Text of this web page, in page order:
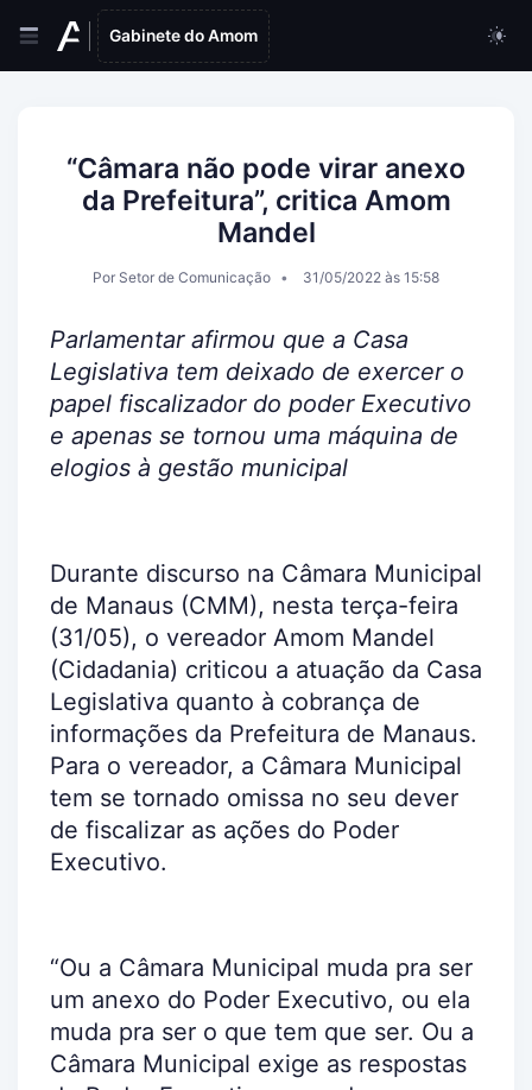
Gabinete do Amom
“Câmara não pode virar anexo
da Prefeitura”, critica Amom
Mandel
Por Setor de Comunicação 31/05/2022 às 15:58
Parlamentar afirmou que a Casa
Legislativa tem deixado de exercer o
papel fiscalizador do poder Executivo
e apenas se tornou uma máquina de
elogios à gestão municipal
Durante discurso na Câmara Municipal
de Manaus (CMM), nesta terça-feira
(31/05), o vereador Amom Mandel
(Cidadania) criticou a atuação da Casa
Legislativa quanto à cobrança de
informações da Prefeitura de Manaus.
Para o vereador, a Câmara Municipal
tem se tornado omissa no seu dever
de fiscalizar as ações do Poder
Executivo.
“Ou a Câmara Municipal muda pra ser
um anexo do Poder Executivo, ou ela
muda pra ser o que tem que ser. Ou a
Câmara Municipal exige as respostas